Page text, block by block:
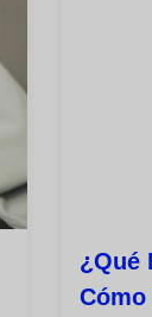
¿qué